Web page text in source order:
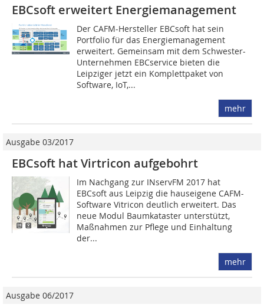
EBCsoft erweitert Energiemanagement
Der CAFM-Hersteller EBCsoft hat sein
Portfolio für das Energiemanagement
erweitert. Gemeinsam mit dem Schwester-
Unternehmen EBCservice bieten die
Leipziger jetzt ein Komplettpaket von
Software, IoT,...
mehr
Ausgabe 03/2017
EBCsoft hat Virtricon aufgebohrt
Im Nachgang zur INservFM 2017 hat
EBCsoft aus Leipzig die hauseigene CAFM-
Software Vitricon deutlich erweitert. Das
neue Modul Baumkataster unterstützt,
Maßnahmen zur Pflege und Einhaltung
der...
mehr
Ausgabe 06/2017